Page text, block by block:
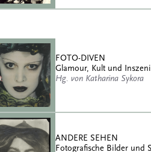
FOTO-DIVEN
Glamour, Kult und
Hg. von Katharina Sykora
ANDERE SEHEN
Fotografische Bilder und